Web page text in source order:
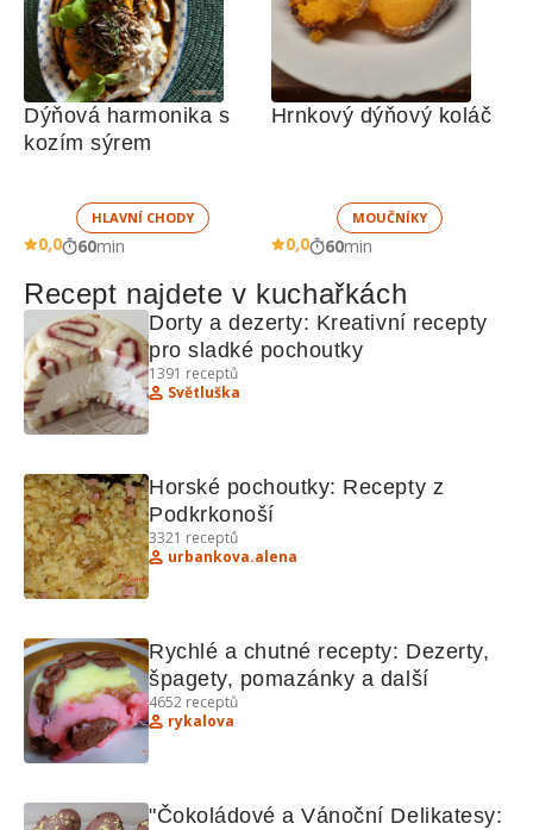
Dýňová harmonika s
kozím sýrem
HLAVNÍ CHODY
0,0 60min
Hrnkový dýňový koláč
MOUČNÍKY
0,0 60min
Recept najdete v kuchařkách
Dorty a dezerty: Kreativní recepty
pro sladké pochoutky
1391 receptů
Světluška
Horské pochoutky: Recepty z
Podkrkonoší
3321 receptů
urbankova.alena
Rychlé a chutné recepty: Dezerty,
špagety, pomazánky a další
4652 receptů
rykalova
"Čokoládové a Vánoční Delikatesy: